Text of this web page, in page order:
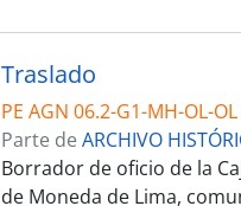
Traslado
PE AGN 06.2-G1-MH-OL-
Parte de ARCHIVO
Borrador de oficio de la
de Moneda de Lima,